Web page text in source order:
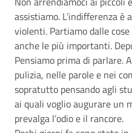
assistiamo. L’indifferenza è
violenti. Partiamo dalle
anche le più importanti.
Pensiamo prima di parlare.
pulizia, nelle parole e nei
sopratutto pensando agli
ai quali voglio augurare un
prevalga l’odio e il rancore.